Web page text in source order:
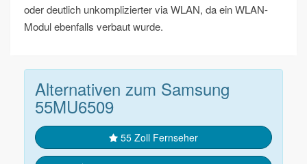
oder deutlich unkomplizierter via WLAN, da ein WLAN-
Modul ebenfalls verbaut wurde.
Alternativen zum Samsung
55MU6509
55 Zoll Fernseher